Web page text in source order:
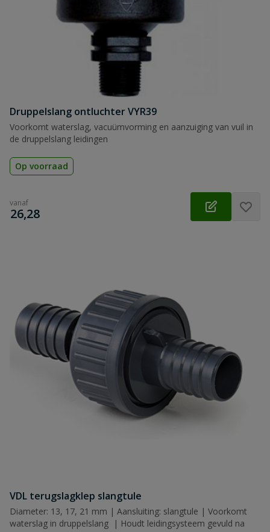
Druppelslang ontluchter VYR39
Voorkomt waterslag, vacuümvorming en aanzuiging van vuil in
de druppelslang leidingen
Op voorraad
vanaf
€
26,28
VDL terugslagklep slangtule
Diameter: 13, 17, 21 mm | Aansluiting: slangtule | Voorkomt
waterslag in druppelslang | Houdt leidingsysteem gevuld na